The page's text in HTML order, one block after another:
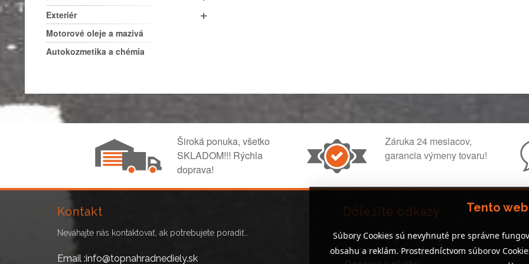
Exteriér
Motorové oleje a mazivá
Autokozmetika a chémia
Široká ponuka, všetko
SKLADOM!!! Rýchla
doprava!
Záruka 24 mesiacov,
garancia výmeny tovaru!
Dôležité odkazy
Obchodné podmienky
Ochrana osobných údajov
Kontakt
Neváhajte nás kontaktovať, ak potrebujete poradiť..
Email :info@topnahradnediely.sk
Tento
Súbory Cookies sú nevyhnuté pre správne
obsahu a reklám. Prostredníctvom súborov